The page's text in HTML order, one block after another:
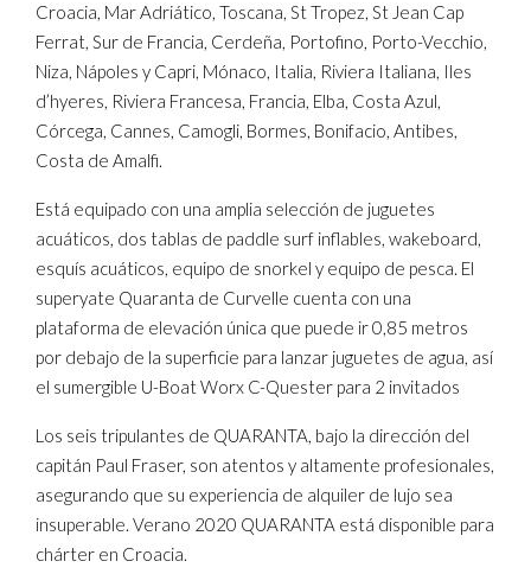
Croacia, Mar Adriático, Toscana, St Tropez, St Jean Cap
Ferrat, Sur de Francia, Cerdeña, Portofino, Porto-Vecchio,
Niza, Nápoles y Capri, Mónaco, Italia, Riviera Italiana, Iles
d’hyeres, Riviera Francesa, Francia, Elba, Costa Azul,
Córcega, Cannes, Camogli, Bormes, Bonifacio, Antibes,
Costa de Amalfi.
Está equipado con una amplia selección de juguetes
acuáticos, dos tablas de paddle surf inflables, wakeboard,
esquís acuáticos, equipo de snorkel y equipo de pesca. El
superyate Quaranta de Curvelle cuenta con una
plataforma de elevación única que puede ir 0,85 metros
por debajo de la superficie para lanzar juguetes de agua, así
el sumergible U-Boat Worx C-Quester para 2 invitados
Los seis tripulantes de QUARANTA, bajo la dirección del
capitán Paul Fraser, son atentos y altamente profesionales,
asegurando que su experiencia de alquiler de lujo sea
insuperable. Verano 2020 QUARANTA está disponible para
chárter en Croacia.